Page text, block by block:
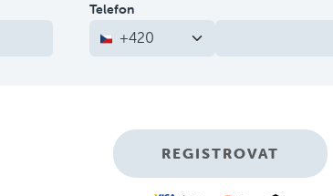
Telefon
+420
REGISTROVAT